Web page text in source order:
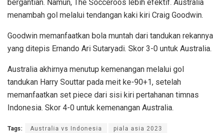
bergantian. Namun, The Socceroos lebih efektif. Australia
menambah gol melalui tendangan kaki kiri Craig Goodwin.
Goodwin memanfaatkan bola muntah dari tandukan rekannya
yang ditepis Ernando Ari Sutaryadi. Skor 3-0 untuk Australia.
Australia akhirnya menutup kemenangan melalui gol
tandukan Harry Souttar pada meit ke-90+1, setelah
memanfaatkan set piece dari sisi kiri pertahanan timnas
Indonesia. Skor 4-0 untuk kemenangan Australia.
Tags: Australia vs Indonesia piala asia 2023